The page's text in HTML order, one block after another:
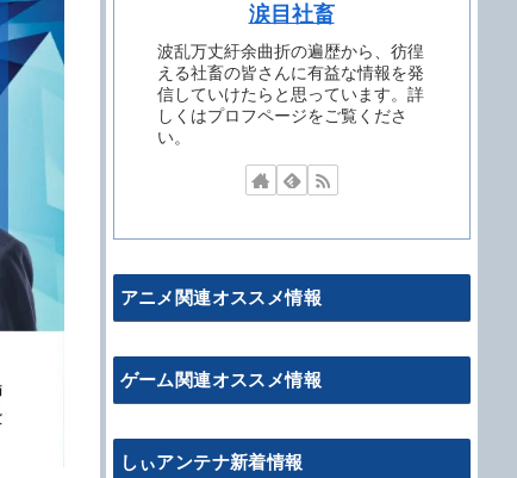
涙目社畜
波乱万丈紆余曲折の遍歴から、彷徨
える社畜の皆さんに有益な情報を発
信していけたらと思っています。詳
しくはプロフページをご覧くださ
い。
アニメ関連オススメ情報
ゲーム関連オススメ情報
しぃアンテナ新着情報